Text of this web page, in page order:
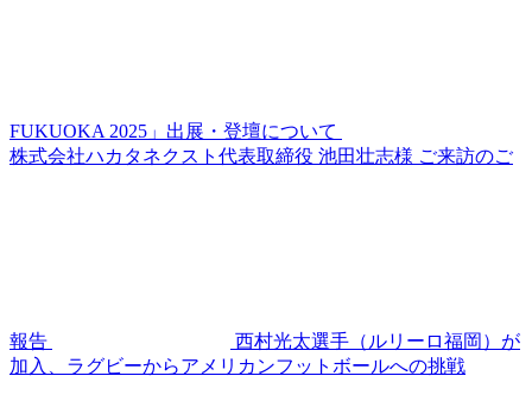
FUKUOKA 2025」出展・登壇について
株式会社ハカタネクスト代表取締役 池田壮志様 ご来訪のご
報告
西村光太選手（ルリーロ福岡）が
加入、ラグビーからアメリカンフットボールへの挑戦